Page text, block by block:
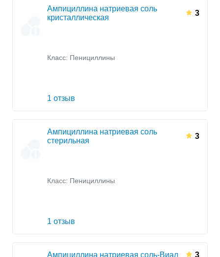
Ампициллина натриевая соль
кристаллическая
3
Класс: Пенициллины
1 отзыв
Ампициллина натриевая соль
стерильная
3
Класс: Пенициллины
1 отзыв
Ампициллина натриевая соль-Виал 3